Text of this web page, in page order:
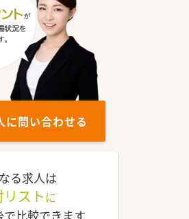
に問い合わせる
る求人は
スト に
で比較できます